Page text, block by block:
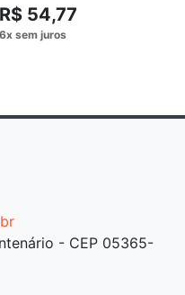
R$ 54,77
- CEP 05365-